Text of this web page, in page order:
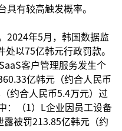
具有较高触发概率。
2024年5月，韩国数据监
处以75亿韩元行政罚款。
客户管理服务发生个
亿韩元（约合人民币
约合人民币5.4万元）过
：（1）L企业因员工设备
被罚213.85亿韩元（约